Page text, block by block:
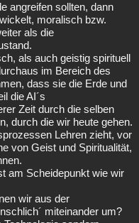
angreifen sollten, dann
moralisch bzw.
als die
als auch geistig spirituell
im Bereich des
dass sie die Erde und
die AI´s
Zeit durch die selben
durch die wir heute gehen.
Lehren zieht, vor
von Geist und Spiritualität,
am Scheidepunkt wie wir
wir aus der
miteinander um?